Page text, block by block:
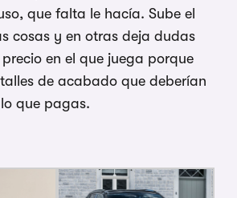
que falta le hacía. Sube el
cosas y en otras deja dudas
en el que juega porque
de acabado que deberían
que pagas.